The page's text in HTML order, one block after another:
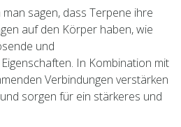
sagen, dass Terpene ihre
auf den Körper haben, wie
und
In Kombination mit
Verbindungen verstärken
sorgen für ein stärkeres und